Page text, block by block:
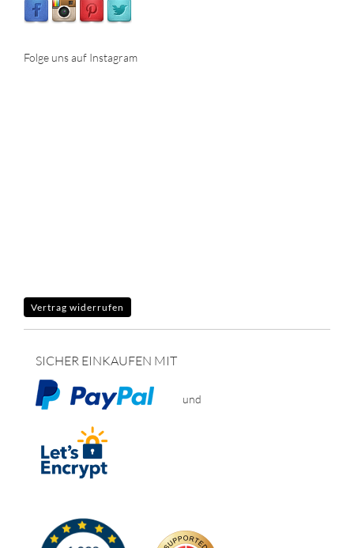
Folge uns auf Instagram
Vertrag widerrufen
SICHER EINKAUFEN MIT
und